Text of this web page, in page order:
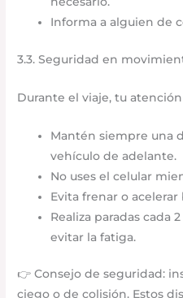
Informa a alguien de
3.3. Seguridad en
Durante el viaje, tu
Mantén siempre una
vehículo de adelante.
No uses el celular
Evita frenar o
Realiza paradas cada
evitar la fatiga.
👉 Consejo de seguridad:
ciego o de colisión. Estos